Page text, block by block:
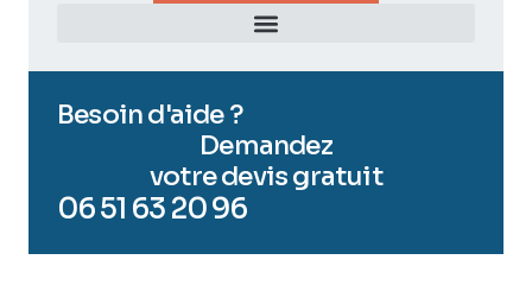
Besoin d'aide ?
Demandez
votre devis gratuit
06 51 63 20 96